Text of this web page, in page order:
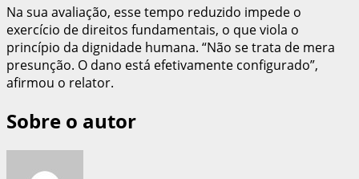
Na sua avaliação, esse tempo reduzido impede o
exercício de direitos fundamentais, o que viola o
princípio da dignidade humana. “Não se trata de mera
presunção. O dano está efetivamente configurado”,
afirmou o relator.
Sobre o autor